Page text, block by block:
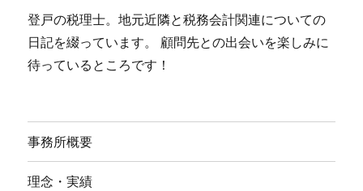
登戸の税理士。地元近隣と税務会計関連についての
日記を綴っています。 顧問先との出会いを楽しみに
待っているところです！
事務所概要
理念・実績